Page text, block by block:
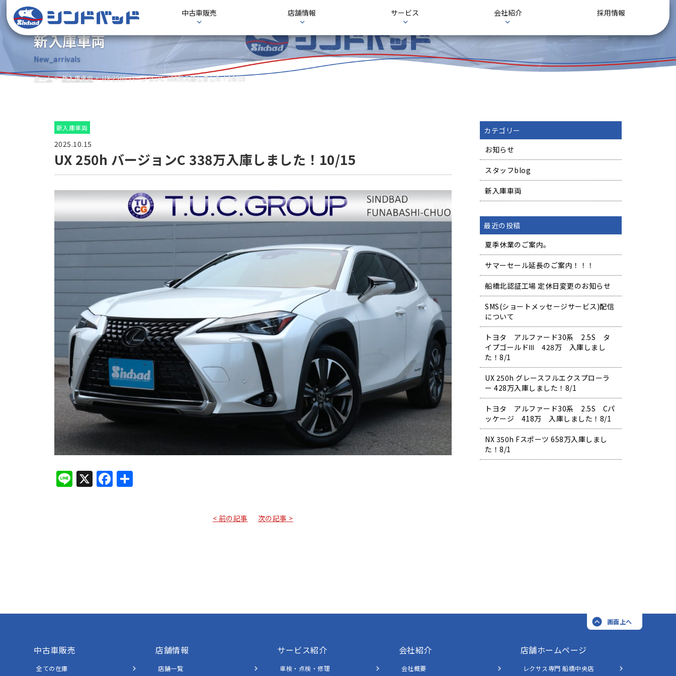
中古車販売 店舗情報 サービス 会社紹介 採用情報
新入庫車両
New_arrivals
ホーム 新入庫車両 UX 250h バージョンC 338万入庫しました！10/15
新入庫車両
2025.10.15
UX 250h バージョンC 338万入庫しました！10/15
Line
X Facebook
共
< 前の記事 次の記事 >
カテゴリー
お知らせ
スタッフblog
新入庫車両
最近の投稿
夏季休業のご案内。
サマーセール延長のご案内！！！
船橋北認証工場 定休日変更のお知らせ
SMS(ショートメッセージサービス)配信
について
トヨタ アルファード30系 2.5S タ
イプゴールドⅢ 428万 入庫しまし
た！8/1
UX 250h グレースフルエクスプローラ
ー 428万入庫しました！8/1
トヨタ アルファード30系 2.5S Cパ
ッケージ 418万 入庫しました！8/1
NX 350h Fスポーツ 658万入庫しまし
た！8/1
画面上へ
中古車販売
全ての在庫
店舗情報
店舗一覧
サービス紹介
車検・点検・修理
会社紹介
会社概要
店舗ホームページ
レクサス専門 船橋中央店